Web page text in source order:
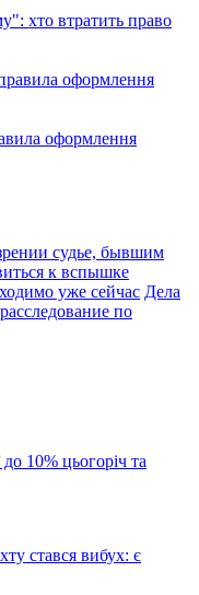
хто втратить право
оформлення
судье, бывшим
к вспышке
уже сейчас Дела
по
10% цьогоріч та
стався вибух: є